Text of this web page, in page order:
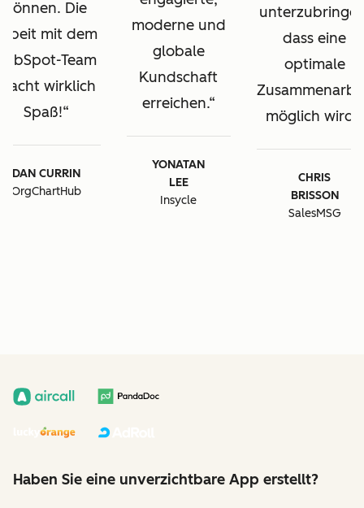
können. Die
mit dem
Team
wirklich
Spaß!
DAN CURRIN
OrgChartHub
moderne und
globale
Kundschaft
erreichen.
YONATAN
LEE
Insycle
dass eine
optimale
möglich wird.
CHRIS
BRISSON
SalesMSG
Haben Sie eine unverzichtbare App erstellt?